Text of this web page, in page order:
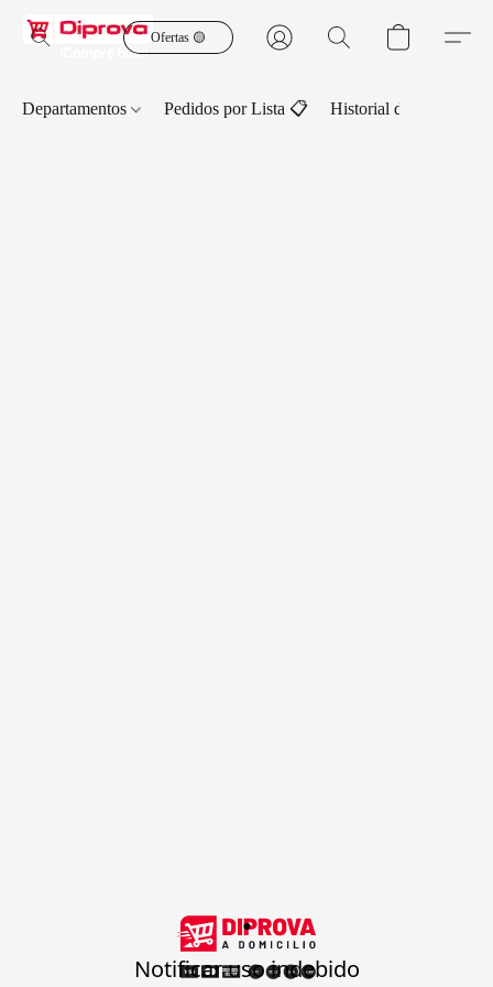
Ofertas 🟡
Departamentos Pedidos por Lista 📋 Historial de Pedidos
.
Notificar uso indebido